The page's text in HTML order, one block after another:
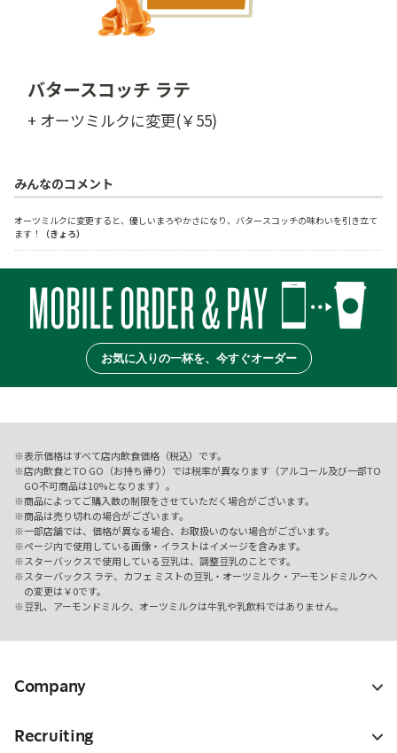
バタースコッチ ラテ
+ オーツミルクに変更(￥55)
みんなのコメント
オーツミルクに変更すると、優しいまろやかさになり、バタースコッチの味わいを引き立て
ます！
（きょろ）
お気に入りの一杯を、今すぐオーダー
表示価格はすべて店内飲食価格（税込）です。
店内飲食とTO GO（お持ち帰り）では税率が異なります（アルコール及び一部TO
GO不可商品は10%となります）。
商品によってご購入数の制限をさせていただく場合がございます。
商品は売り切れの場合がございます。
一部店舗では、価格が異なる場合、お取扱いのない場合がございます。
ページ内で使用している画像・イラストはイメージを含みます。
スターバックスで使用している豆乳は、調整豆乳のことです。
スターバックス ラテ、カフェ ミストの豆乳・オーツミルク・アーモンドミルクへ
の変更は￥0です。
豆乳、アーモンドミルク、オーツミルクは牛乳や乳飲料ではありません。
Company
Recruiting